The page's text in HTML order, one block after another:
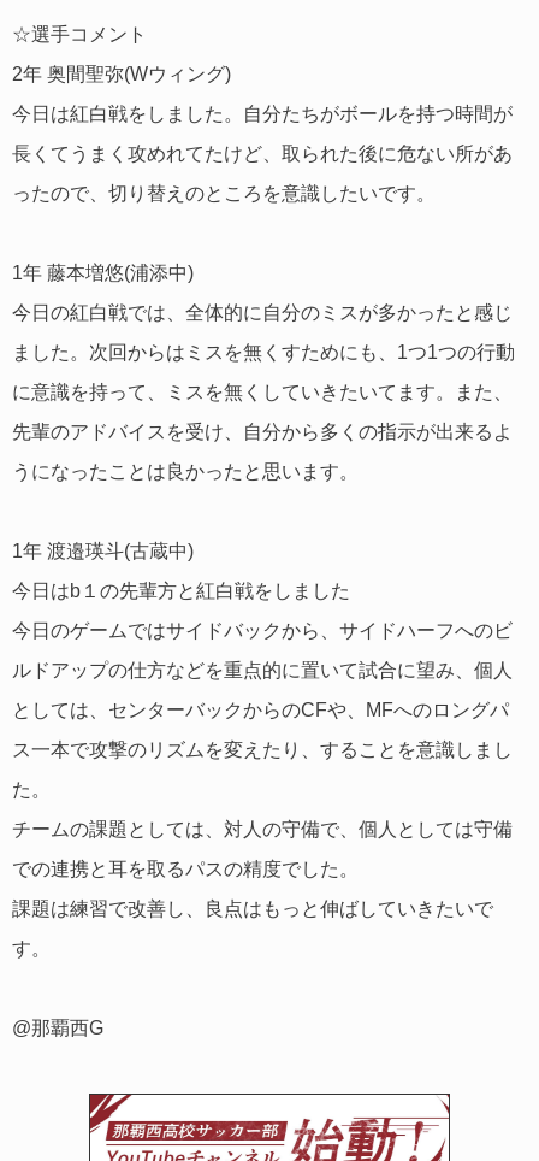
☆選手コメント
2年 奥間聖弥(Wウィング)
今日は紅白戦をしました。自分たちがボールを持つ時間が
長くてうまく攻めれてたけど、取られた後に危ない所があ
ったので、切り替えのところを意識したいです。
1年 藤本増悠(浦添中)
今日の紅白戦では、全体的に自分のミスが多かったと感じ
ました。次回からはミスを無くすためにも、1つ1つの行動
に意識を持って、ミスを無くしていきたいてます。また、
先輩のアドバイスを受け、自分から多くの指示が出来るよ
うになったことは良かったと思います。
1年 渡邉瑛斗(古蔵中)
今日はb１の先輩方と紅白戦をしました
今日のゲームではサイドバックから、サイドハーフへのビ
ルドアップの仕方などを重点的に置いて試合に望み、個人
としては、センターバックからのCFや、MFへのロングパ
ス一本で攻撃のリズムを変えたり、することを意識しまし
た。
チームの課題としては、対人の守備で、個人としては守備
での連携と耳を取るパスの精度でした。
課題は練習で改善し、良点はもっと伸ばしていきたいで
す。
@那覇西G